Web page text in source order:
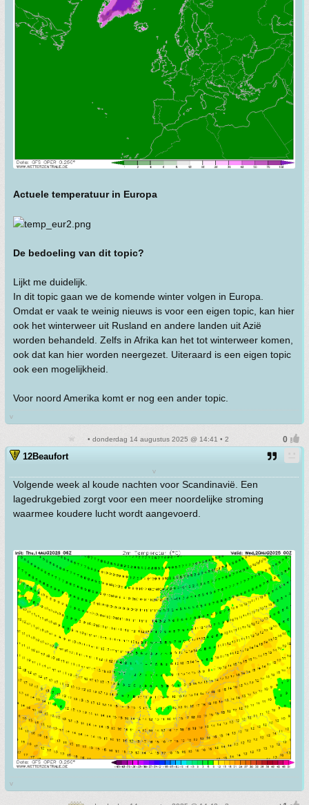
Actuele temperatuur in Europa
De bedoeling van dit topic?
Lijkt me duidelijk.
In dit topic gaan we de komende winter volgen in Europa.
Omdat er vaak te weinig nieuws is voor een eigen topic, kan hier
ook het winterweer uit Rusland en andere landen uit Azië
worden behandeld. Zelfs in Afrika kan het tot winterweer komen,
ook dat kan hier worden neergezet. Uiteraard is een eigen topic
ook een mogelijkheid.
Voor noord Amerika komt er nog een ander topic.
v
• donderdag 14 augustus 2025 @ 14:41 • 2
12Beaufort
v
Volgende week al koude nachten voor Scandinavië. Een
lagedrukgebied zorgt voor een meer noordelijke stroming
waarmee koudere lucht wordt aangevoerd.
v